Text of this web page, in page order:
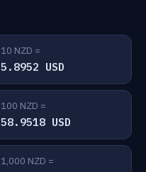
10 NZD =
5.8952 USD
100 NZD =
58.9518 USD
1,000 NZD =